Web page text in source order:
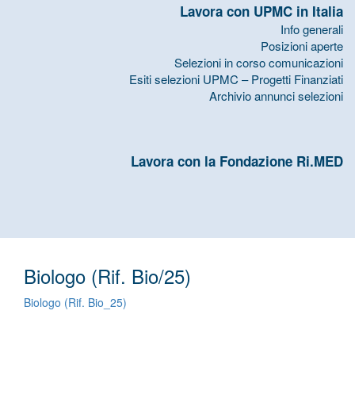
Lavora con UPMC in Italia
Info generali
Posizioni aperte
Selezioni in corso comunicazioni
Esiti selezioni UPMC – Progetti Finanziati
Archivio annunci selezioni
Lavora con la Fondazione Ri.MED
Biologo (Rif. Bio/25)
Biologo (Rif. Bio_25)